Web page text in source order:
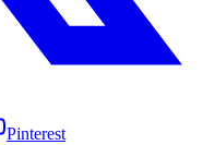
Pinterest